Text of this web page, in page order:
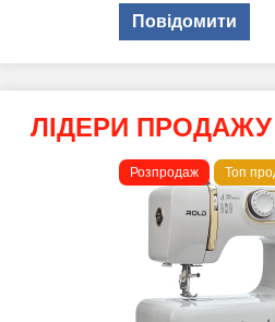
Повідомити
ЛІДЕРИ ПРОДАЖУ
Розпродаж Топ